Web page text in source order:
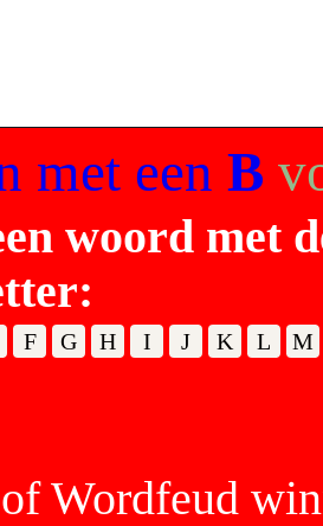
met een B
woord met
F G H I J K L M
Wordfeud